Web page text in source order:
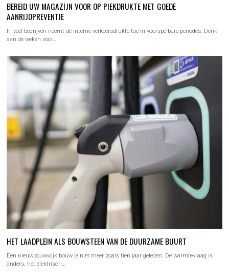
BEREID UW MAGAZIJN VOOR OP PIEKDRUKTE MET GOEDE
AANRIJDPREVENTIE
In veel bedrijven neemt de interne verkeersdrukte toe in voorspelbare periodes. Denk
aan de weken voor…
HET LAADPLEIN ALS BOUWSTEEN VAN DE DUURZAME BUURT
Een nieuwbouwwijk bouw je niet meer zoals tien jaar geleden. De warmtevraag is
anders, het elektrisch…